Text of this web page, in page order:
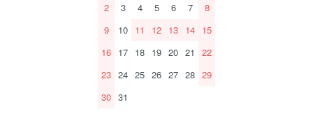
2
3 4 5 6 7
8
9
10 11 12 13 14 15
16 17 18 19 20 21
22
23 24 25 26 27 28 29
30 31